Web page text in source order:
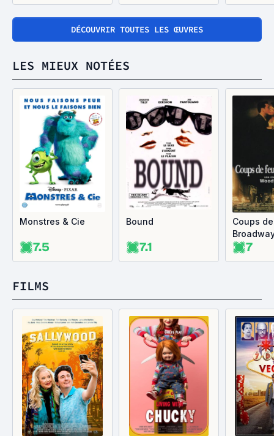
DÉCOUVRIR TOUTES LES ŒUVRES
LES MIEUX NOTÉES
Monstres & Cie
7.5
Bound
7.1
Coups
7
FILMS